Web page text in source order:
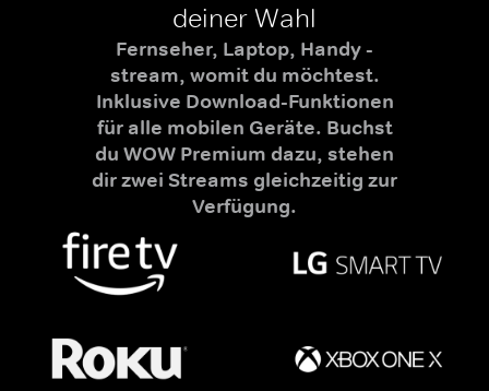
deiner Wahl
Fernseher, Laptop, Handy -
stream, womit du möchtest.
Inklusive Download-Funktionen
für alle mobilen Geräte. Buchst
du WOW Premium dazu, stehen
dir zwei Streams gleichzeitig zur
Verfügung.